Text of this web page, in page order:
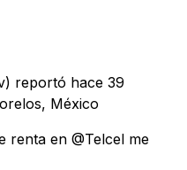
reportó hace 39
México
renta en @Telcel me